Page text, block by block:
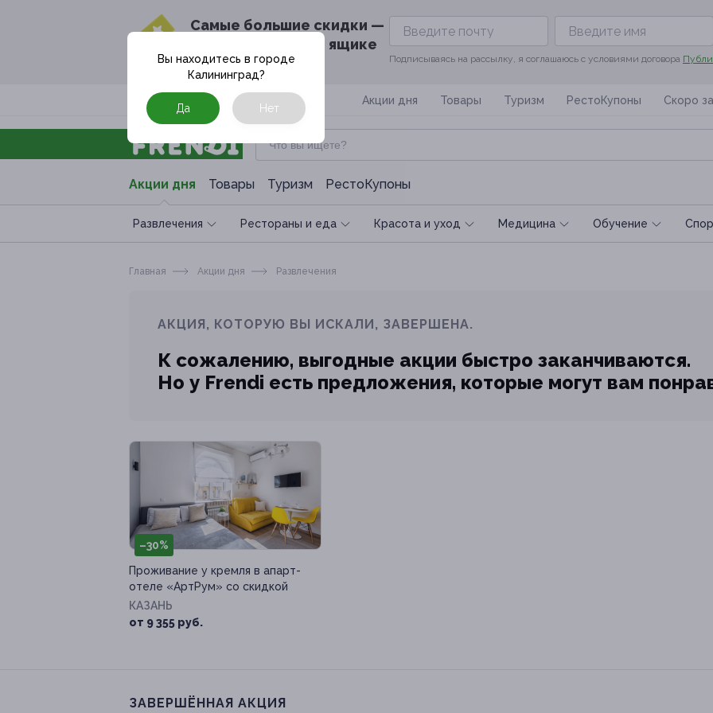
Cамые большие скидки —
в твоём почтовом ящике
Подписываясь на рассылку, я соглашаюсь с условиями договора
Москва Акции дня Товары Туризм РестоКупоны Скоро
Акции дня Товары Туризм РестоКупоны
Развлечения Рестораны и еда Красота и уход Медицина Обучение
Вы находитесь в городе
Калининград?
Да Нет
Главная Акции дня Развлечения
АКЦИЯ, КОТОРУЮ ВЫ ИСКАЛИ, ЗАВЕРШЕНА.
К сожалению, выгодные акции быстро заканчиваются.
Но у Frendi есть предложения, которые могут вам
–30%
Проживание у кремля в апарт-
отеле «AртРум» со скидкой
КАЗАНЬ
от 9 355 руб.
ЗАВЕРШЁННАЯ АКЦИЯ